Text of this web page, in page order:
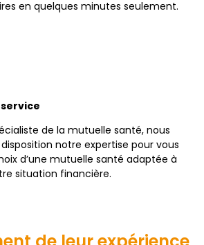
en quelques minutes seulement.
de la mutuelle santé, nous
notre expertise pour vous
d’une mutuelle santé adaptée à
situation financière.